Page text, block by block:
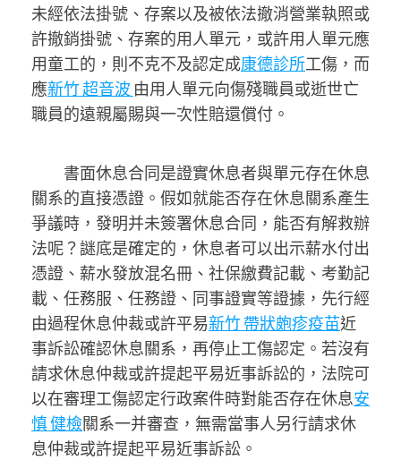
未經依法掛號、存案以及被依法撤消營業執照或
許撤銷掛號、存案的用人單元，或許用人單元應
用童工的，則不克不及認定成康德診所工傷，而
應新竹 超音波 由用人單元向傷殘職員或逝世亡
職員的遠親屬賜與一次性賠還償付。
書面休息合同是證實休息者與單元存在休息
關系的直接憑證。假如就能否存在休息關系產生
爭議時，發明并未簽署休息合同，能否有解救辦
法呢？謎底是確定的，休息者可以出示薪水付出
憑證、薪水發放混名冊、社保繳費記載、考勤記
載、任務服、任務證、同事證實等證據，先行經
由過程休息仲裁或許平易新竹 帶狀皰疹疫苗近
事訴訟確認休息關系，再停止工傷認定。若沒有
請求休息仲裁或許提起平易近事訴訟的，法院可
以在審理工傷認定行政案件時對能否存在休息安
慎 健檢關系一并審查，無需當事人另行請求休
息仲裁或許提起平易近事訴訟。